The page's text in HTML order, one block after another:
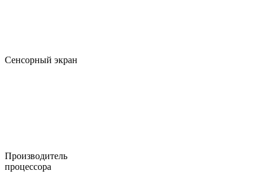
Сенсорный экран
Производитель
процессора